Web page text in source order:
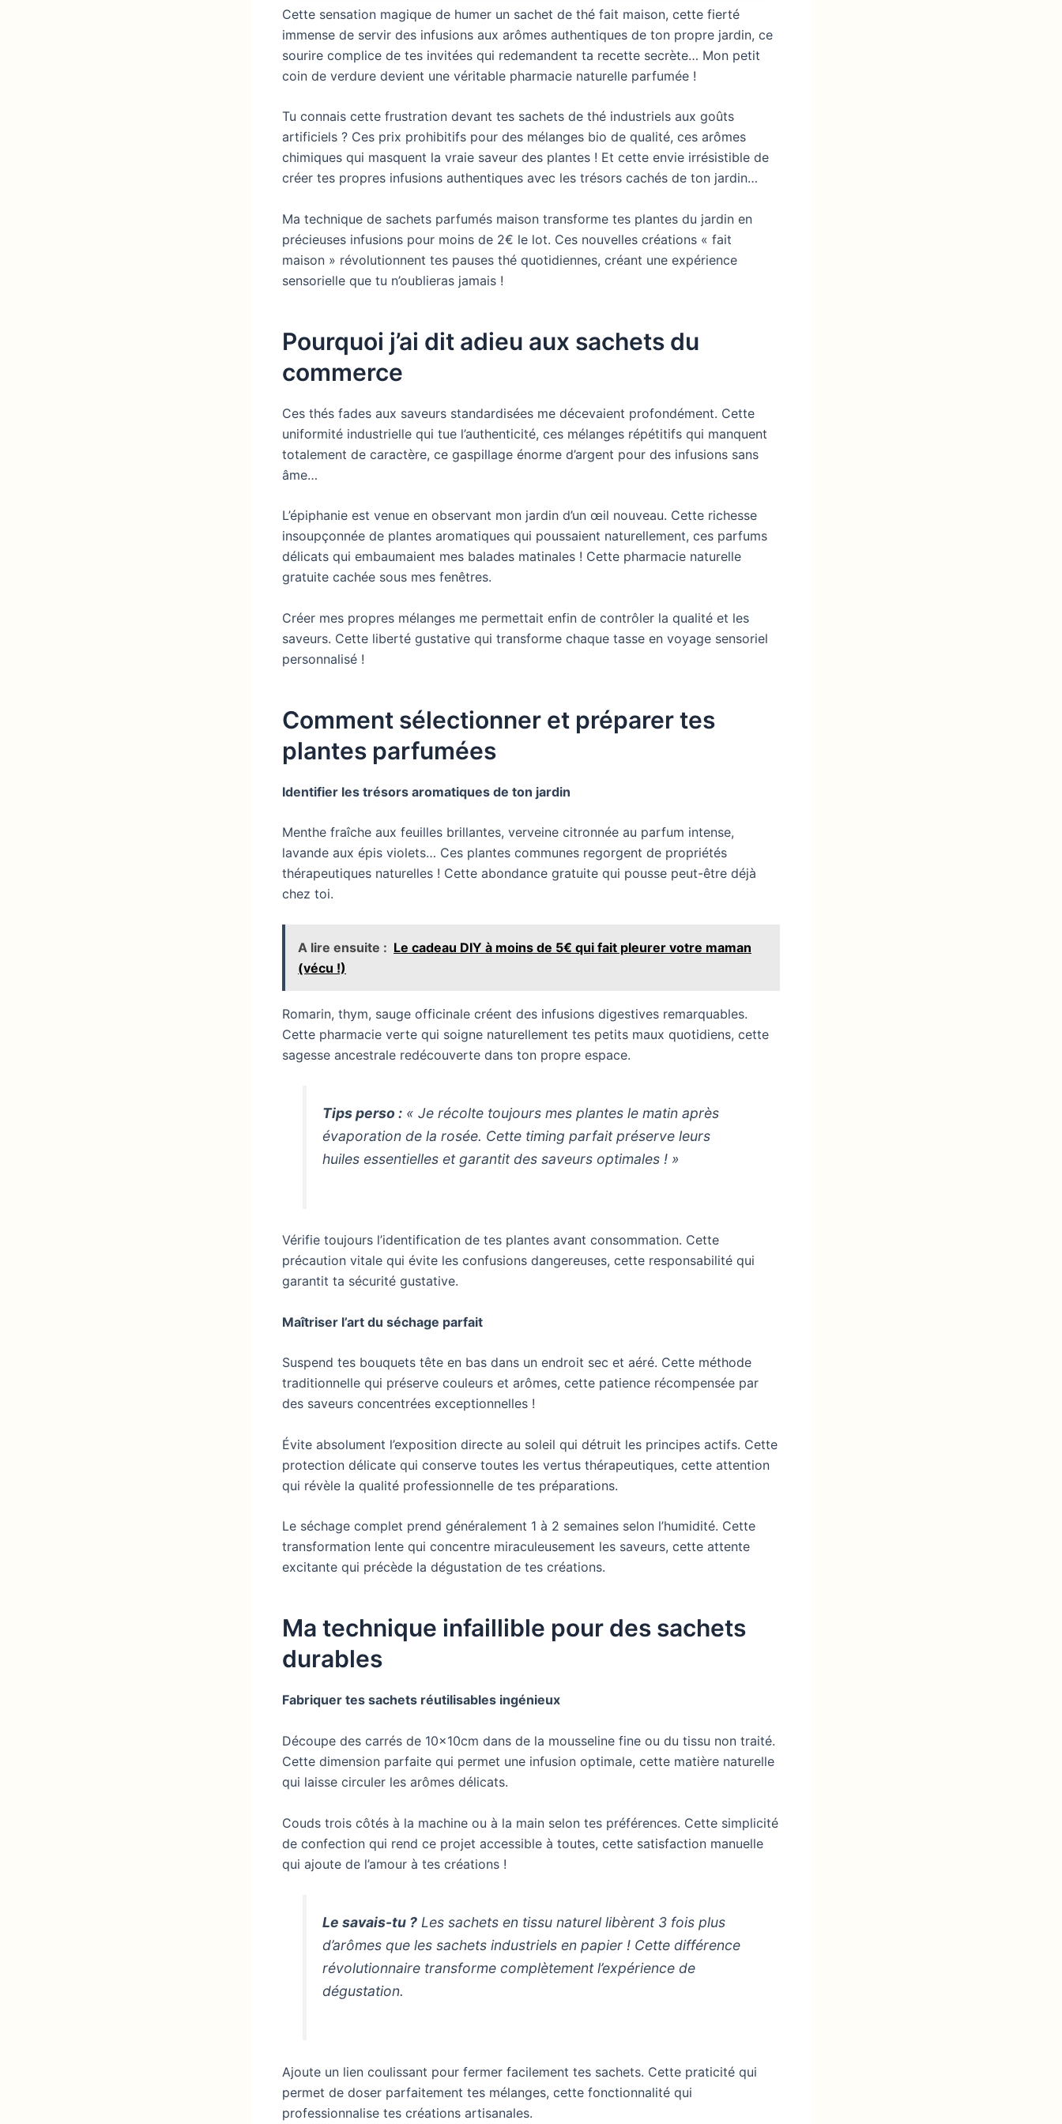
Cette sensation magique de humer un sachet de thé fait maison, cette fierté
immense de servir des infusions aux arômes authentiques de ton propre jardin, ce
sourire complice de tes invitées qui redemandent ta recette secrète… Mon petit
coin de verdure devient une véritable pharmacie naturelle parfumée !
Tu connais cette frustration devant tes sachets de thé industriels aux goûts
artificiels ? Ces prix prohibitifs pour des mélanges bio de qualité, ces arômes
chimiques qui masquent la vraie saveur des plantes ! Et cette envie irrésistible de
créer tes propres infusions authentiques avec les trésors cachés de ton jardin…
Ma technique de sachets parfumés maison transforme tes plantes du jardin en
précieuses infusions pour moins de 2€ le lot. Ces nouvelles créations « fait
maison » révolutionnent tes pauses thé quotidiennes, créant une expérience
sensorielle que tu n’oublieras jamais !
Pourquoi j’ai dit adieu aux sachets du
commerce
Ces thés fades aux saveurs standardisées me décevaient profondément. Cette
uniformité industrielle qui tue l’authenticité, ces mélanges répétitifs qui manquent
totalement de caractère, ce gaspillage énorme d’argent pour des infusions sans
âme…
L’épiphanie est venue en observant mon jardin d’un œil nouveau. Cette richesse
insoupçonnée de plantes aromatiques qui poussaient naturellement, ces parfums
délicats qui embaumaient mes balades matinales ! Cette pharmacie naturelle
gratuite cachée sous mes fenêtres.
Créer mes propres mélanges me permettait enfin de contrôler la qualité et les
saveurs. Cette liberté gustative qui transforme chaque tasse en voyage sensoriel
personnalisé !
Comment sélectionner et préparer tes
plantes parfumées
Identifier les trésors aromatiques de ton jardin
Menthe fraîche aux feuilles brillantes, verveine citronnée au parfum intense,
lavande aux épis violets… Ces plantes communes regorgent de propriétés
thérapeutiques naturelles ! Cette abondance gratuite qui pousse peut-être déjà
chez toi.
A lire ensuite : Le cadeau DIY à moins de 5€ qui fait pleurer votre maman
(vécu !)
Romarin, thym, sauge officinale créent des infusions digestives remarquables.
Cette pharmacie verte qui soigne naturellement tes petits maux quotidiens, cette
sagesse ancestrale redécouverte dans ton propre espace.
Tips perso : « Je récolte toujours mes plantes le matin après
évaporation de la rosée. Cette timing parfait préserve leurs
huiles essentielles et garantit des saveurs optimales ! »
Vérifie toujours l’identification de tes plantes avant consommation. Cette
précaution vitale qui évite les confusions dangereuses, cette responsabilité qui
garantit ta sécurité gustative.
Maîtriser l’art du séchage parfait
Suspend tes bouquets tête en bas dans un endroit sec et aéré. Cette méthode
traditionnelle qui préserve couleurs et arômes, cette patience récompensée par
des saveurs concentrées exceptionnelles !
Évite absolument l’exposition directe au soleil qui détruit les principes actifs. Cette
protection délicate qui conserve toutes les vertus thérapeutiques, cette attention
qui révèle la qualité professionnelle de tes préparations.
Le séchage complet prend généralement 1 à 2 semaines selon l’humidité. Cette
transformation lente qui concentre miraculeusement les saveurs, cette attente
excitante qui précède la dégustation de tes créations.
Ma technique infaillible pour des sachets
durables
Fabriquer tes sachets réutilisables ingénieux
Découpe des carrés de 10x10cm dans de la mousseline fine ou du tissu non traité.
Cette dimension parfaite qui permet une infusion optimale, cette matière naturelle
qui laisse circuler les arômes délicats.
Couds trois côtés à la machine ou à la main selon tes préférences. Cette simplicité
de confection qui rend ce projet accessible à toutes, cette satisfaction manuelle
qui ajoute de l’amour à tes créations !
Le savais-tu ? Les sachets en tissu naturel libèrent 3 fois plus
d’arômes que les sachets industriels en papier ! Cette différence
révolutionnaire transforme complètement l’expérience de
dégustation.
Ajoute un lien coulissant pour fermer facilement tes sachets. Cette praticité qui
permet de doser parfaitement tes mélanges, cette fonctionnalité qui
professionnalise tes créations artisanales.